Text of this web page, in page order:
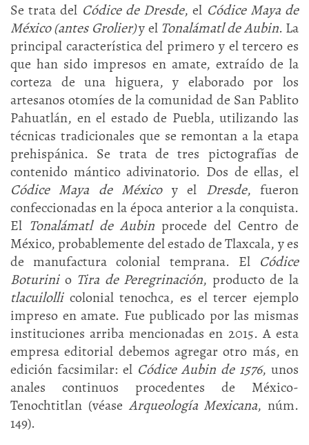
Se trata del Códice de Dresde, el Códice Maya de
México (antes Grolier)y el Tonalámatl de Aubin. La
principal característica del primero y el tercero es
que han sido impresos en amate, extraído de la
corteza de una higuera, y elaborado por los
artesanos otomíes de la comunidad de San Pablito
Pahuatlán, en el estado de Puebla, utilizando las
técnicas tradicionales que se remontan a la etapa
prehispánica. Se trata de tres pictografías de
contenido mántico adivinatorio. Dos de ellas, el
Códice Maya de Méxicoy el Dresde, fueron
confeccionadas en la época anterior a la conquista.
El Tonalámatl de Aubin procede del Centro de
México, probablemente del estado de Tlaxcala, y es
de manufactura colonial temprana. El Códice
Boturini o Tira de Peregrinación, producto de la
tlacuilolli colonial tenochca, es el tercer ejemplo
impreso en amate. Fue publicado por las mismas
instituciones arriba mencionadas en 2015. A esta
empresa editorial debemos agregar otro más, en
edición facsimilar: el Códice Aubin de 1576, unos
anales continuos procedentes de México-
Tenochtitlan (véase Arqueología Mexicana, núm.
149).